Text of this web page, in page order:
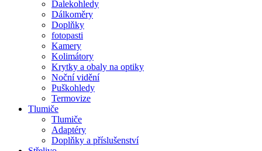
Dalekohledy
Dálkoměry
Doplňky
fotopasti
Kamery
Kolimátory
Krytky a obaly na optiky
Noční vidění
Puškohledy
Termovize
Tlumiče
Tlumiče
Adaptéry
Doplňky a příslušenství